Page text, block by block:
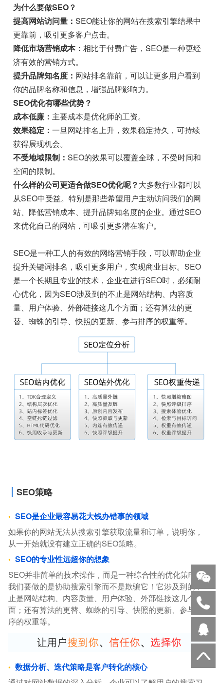
为什么要做SEO？
提高网站访问量：SEO能让你的网站在搜索引擎结果中
更靠前，吸引更多客户点击。
降低市场营销成本：相比于付费广告，SEO是一种更经
济有效的营销方式。
提升品牌知名度： 网站排名靠前，可以让更多用户看到
你的品牌名称和信息，增强品牌影响力。
SEO优化有哪些优势？
成本低廉： 主要成本是优化师的工资。
效果稳定：一旦网站排名上升，效果稳定持久，可持续
获得展现机会。
不受地域限制：SEO的效果可以覆盖全球，不受时间和
空间的限制。
什么样的公司更适合做SEO优化呢？大多数行业都可以
从SEO中受益。特别是那些希望用户主动访问我们的网
站、降低营销成本、提升品牌知名度的企业。通过SEO
来优化自己的网站，可吸引更多潜在客户。
SEO是一种工人的有效的网络营销手段，可以帮助企业
提升关键词排名，吸引更多用户，实现商业目标。SEO
是一个长期且专业的技术，企业在进行SEO时，必须耐
心优化，因为SEO涉及到的不止是网站结构、内容质
量、用户体验、外部链接这几个方面；还有算法的更
替、蜘蛛的引导、快照的更新、参与排序的权重等。
SEO策略
SEO是企业最容易花大钱办错事的领域
如果你的网站无法从搜索引擎获取流量和订单，说明你，
从一开始就没有建立正确的SEO策略。
SEO的专业性远超你的想象
SEO并非简单的技术操作，而是一种综合性的优化策略。
我们要做的是协助搜索引擎而不是欺骗它！它涉及到的不
止是网站结构、内容质量、用户体验、外部链接这几个方
面；还有算法的更替、蜘蛛的引导、快照的更新、参与排
序的权重等。
数据分析、迭代策略是客户转化的核心